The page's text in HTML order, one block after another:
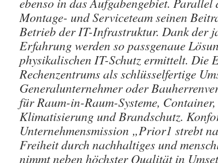
Montage- und Serviceteam seinen
Betrieb der IT-Infrastruktur. Dank der
Erfahrung werden so passgenaue
physikalischen IT-Schutz ermittelt. Die
Rechenzentrums als schlüsselfertige
Generalunternehmer oder
für Raum-in-Raum-Systeme,
Klimatisierung und Brandschutz.
Unternehmensmission „Prior1 strebt
Freiheit durch nachhaltiges und
nimmt neben höchster Qualität in